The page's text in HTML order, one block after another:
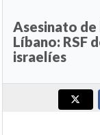
Asesinato
Líbano: RSF
israelíes